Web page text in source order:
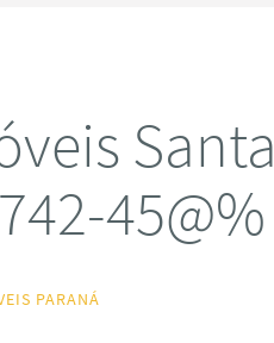
Santa
45@%
PARANÁ